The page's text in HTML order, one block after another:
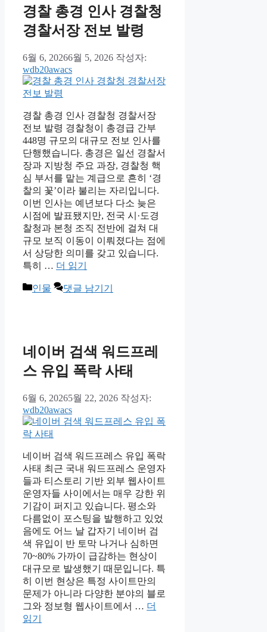
경찰 총경 인사 경찰청
경찰서장 전보 발령
6월 6, 20266월 5, 2026 작성자:
wdb20awacs
경찰 총경 인사 경찰청 경찰서장
전보 발령 경찰청이 총경급 간부
448명 규모의 대규모 전보 인사를
단행했습니다. 총경은 일선 경찰서
장과 지방청 주요 과장, 경찰청 핵
심 부서를 맡는 계급으로 흔히 ‘경
찰의 꽃’이라 불리는 자리입니다.
이번 인사는 예년보다 다소 늦은
시점에 발표됐지만, 전국 시·도경
찰청과 본청 조직 전반에 걸쳐 대
규모 보직 이동이 이뤄졌다는 점에
서 상당한 의미를 갖고 있습니다.
특히 … 더 읽기
카
인물 댓글 남기기
네이버 검색 워드프레
스 유입 폭락 사태
6월 6, 20265월 22, 2026 작성자:
wdb20awacs
네이버 검색 워드프레스 유입 폭락
사태 최근 국내 워드프레스 운영자
들과 티스토리 기반 외부 웹사이트
운영자들 사이에서는 매우 강한 위
기감이 퍼지고 있습니다. 평소와
다름없이 포스팅을 발행하고 있었
음에도 어느 날 갑자기 네이버 검
색 유입이 반 토막 나거나 심하면
70~80% 가까이 급감하는 현상이
대규모로 발생했기 때문입니다. 특
히 이번 현상은 특정 사이트만의
문제가 아니라 다양한 분야의 블로
그와 정보형 웹사이트에서 … 더
읽기